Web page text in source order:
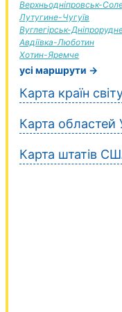
Верхньодніпровськ-
Лутугине-Чугуїв
Вуглегірськ-
Авдіївка-Люботин
Хотин-Яремче
усі маршрути →
Карта країн
Карта областей
Карта штатів